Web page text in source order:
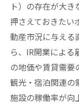
ト）の存在が大
押さえておきたい
動産市況に与える
ら、IR開業による
の地価や賃貸需要
観光・宿泊関連の
施設の稼働率が向